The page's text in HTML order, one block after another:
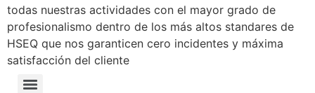
todas nuestras actividades con el mayor grado de
profesionalismo dentro de los más altos standares de
HSEQ que nos garanticen cero incidentes y máxima
satisfacción del cliente